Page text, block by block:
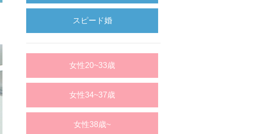
スピード婚
女性20~33歳
女性34~37歳
女性38歳~